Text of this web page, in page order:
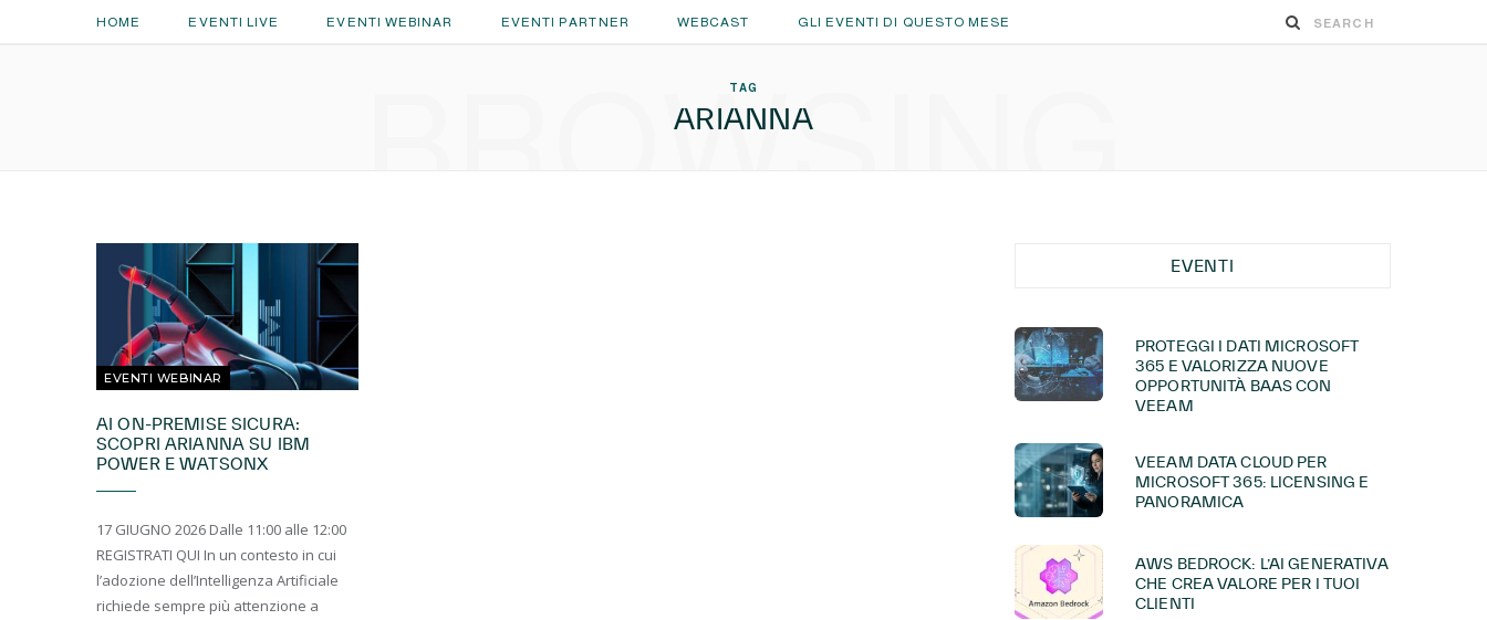
HOME EVENTI LIVE EVENTI WEBINAR EVENTI PARTNER WEBCAST GLI EVENTI DI QUESTO MESE
TAG
ARIANNA
BROWSING
EVENTI WEBINAR
AI ON-PREMISE SICURA:
SCOPRI ARIANNA SU IBM
POWER E WATSONX
17 GIUGNO 2026 Dalle 11:00 alle 12:00
REGISTRATI QUI In un contesto in cui
l’adozione dell’Intelligenza Artificiale
richiede sempre più attenzione a
EVENTI
PROTEGGI I DATI MICROSOFT
365 E VALORIZZA NUOVE
OPPORTUNITÀ BAAS CON
VEEAM
VEEAM DATA CLOUD PER
MICROSOFT 365: LICENSING E
PANORAMICA
AWS BEDROCK: L’AI GENERATIVA
CHE CREA VALORE PER I TUOI
CLIENTI